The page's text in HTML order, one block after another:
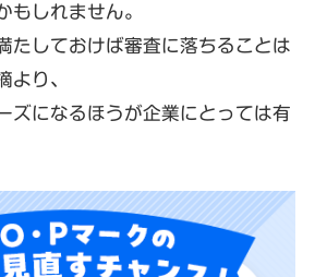
もしれません。
たしておけば審査に落ちることは
より、
ズになるほうが企業にとっては有